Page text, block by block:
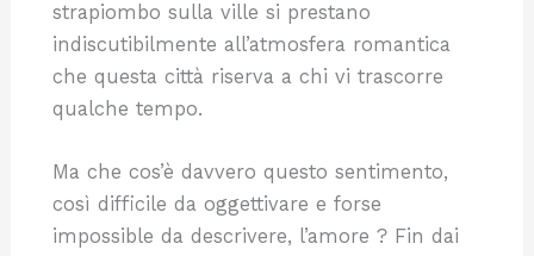
strapiombo sulla ville si prestano
indiscutibilmente all’atmosfera romantica
che questa città riserva a chi vi trascorre
qualche tempo.
Ma che cos’è davvero questo sentimento,
così difficile da oggettivare e forse
impossible da descrivere, l’amore ? Fin dai